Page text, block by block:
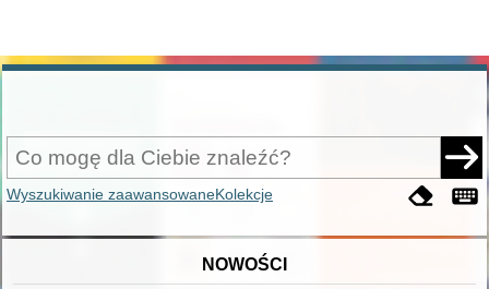
Wyszukiwanie zaawansowaneKolekcje
NOWOŚCI